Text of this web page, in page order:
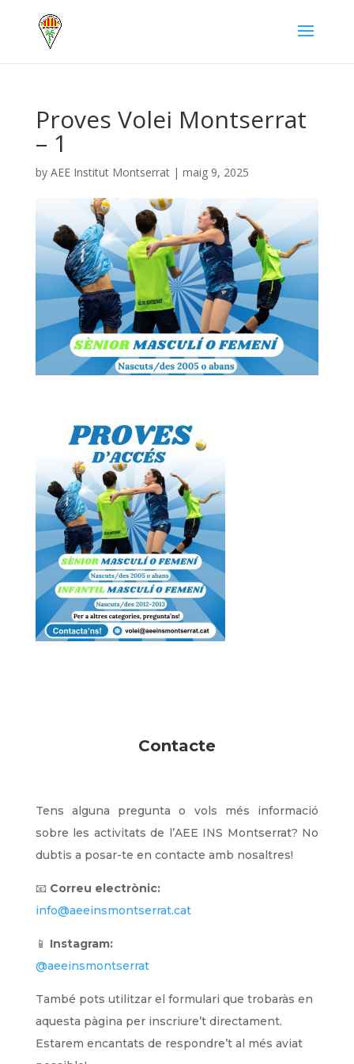
Proves Volei Montserrat
– 1
by AEE Institut Montserrat| maig 9, 2025
Contacte
Tens alguna pregunta o vols més informació
sobre les activitats de l’AEE INS Montserrat? No
dubtis a posar-te en contacte amb nosaltres!
📧 Correu electrònic:
info@aeeinsmontserrat.cat
📱 Instagram:
@aeeinsmontserrat
També pots utilitzar el formulari que trobaràs en
aquesta pàgina per inscriure’t directament.
Estarem encantats de respondre’t al més aviat